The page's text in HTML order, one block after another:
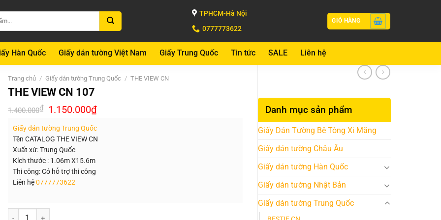
TPHCM-Hà Nội
0777773622
GIỎ HÀNG
Hàn Quốc Giấy dán tường Việt Nam Giấy Trung Quốc Tin tức SALE Liên hệ
Danh mục sản phẩm
Giấy Dán Tường Bê Tông Xi Măng
Giấy dán tường Châu Âu
Giấy dán tường Hàn Quốc
Giấy dán tường Nhật Bản
Giấy dán tường Trung Quốc
Trang chủ / Giấy dán tường Trung Quốc / THE VIEW CN
THE VIEW CN 107
1.400.000₫ Giá
gốc
1.400.000₫.
1.150.000₫Giá
hiện
là:
1.150.000₫.
Giấy dán tường Trung Quốc
Tên CATALOG THE VIEW CN
Xuất xứ: Trung Quốc
Kích thước : 1.06m X15.6m
Thi công: Có hỗ trợ thi công
Liên hệ0777773622
Số lượng